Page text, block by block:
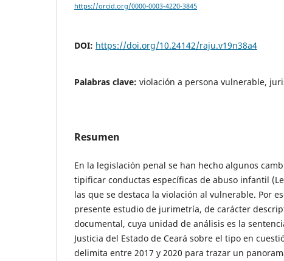
https://orcid.org/0000-0003-4220-3845
DOI: https://doi.org/10.24142/raju.v19n38a4
Palabras clave: violación a persona vulnerable,
Resumen
En la legislación penal se han hecho algunos
tipificar conductas específicas de abuso infantil
las que se destaca la violación al vulnerable. Por
presente estudio de jurimetría, de carácter
documental, cuya unidad de análisis es la
Justicia del Estado de Ceará sobre el tipo en
delimita entre 2017 y 2020 para trazar un